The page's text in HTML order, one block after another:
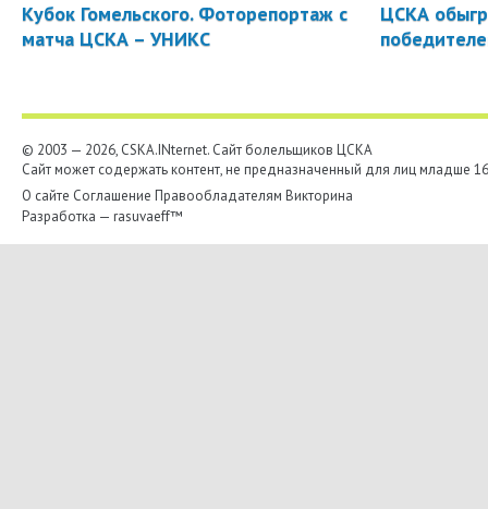
Кубок Гомельского. Фоторепортаж с
матча ЦСКА – УНИКС
ЦСКА
© 2003 — 2026, CSKA.INternet. Cайт болельщиков ЦСКА
Сайт может содержать контент, не предназначенный для лиц младше
О сайте Соглашение Правообладателям Викторина
Разработка — rasuvaeff™